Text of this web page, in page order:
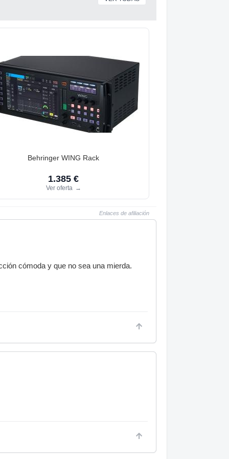
Behringer WING Rack
1.385 €
Ver oferta →
Enlaces de afiliación
cómoda y que no sea una mierda.